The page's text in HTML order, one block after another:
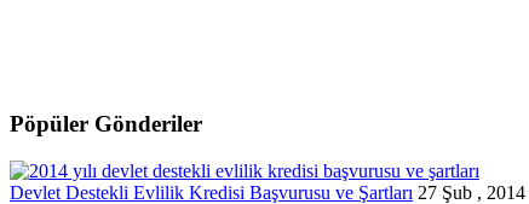
Pöpüler Gönderiler
Devlet Destekli Evlilik Kredisi Başvurusu ve Şartları 27 Şub , 2014